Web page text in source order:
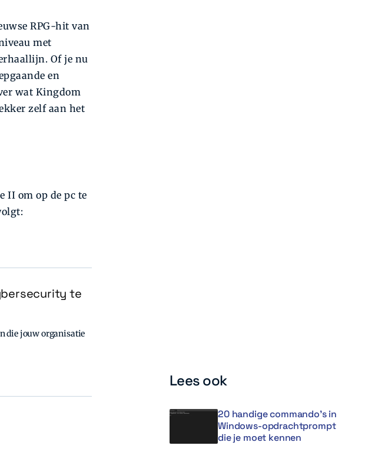
RPG-hit van
met
Of je nu
en
wat Kingdom
zelf aan het
II om op de pc te
te
die jouw organisatie
Lees ook
20 handige commando’s in
Windows-opdrachtprompt
die je moet kennen